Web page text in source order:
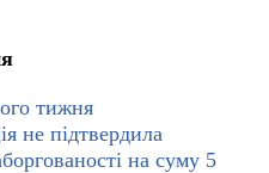
тижня
не підтвердила
на суму 5